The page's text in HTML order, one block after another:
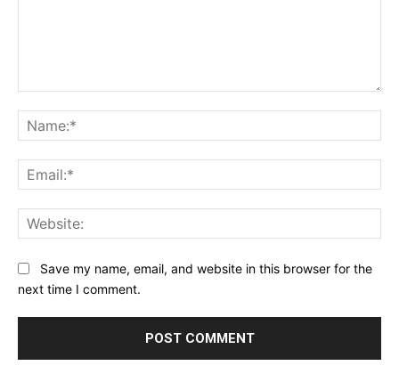
Save my name, email, and website in this browser for the
next time I comment.